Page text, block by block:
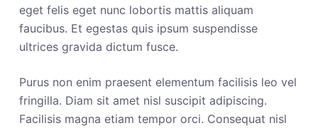
eget felis eget nunc lobortis mattis aliquam
faucibus. Et egestas quis ipsum suspendisse
ultrices gravida dictum fusce.
Purus non enim praesent elementum facilisis leo vel
fringilla. Diam sit amet nisl suscipit adipiscing.
Facilisis magna etiam tempor orci. Consequat nisl